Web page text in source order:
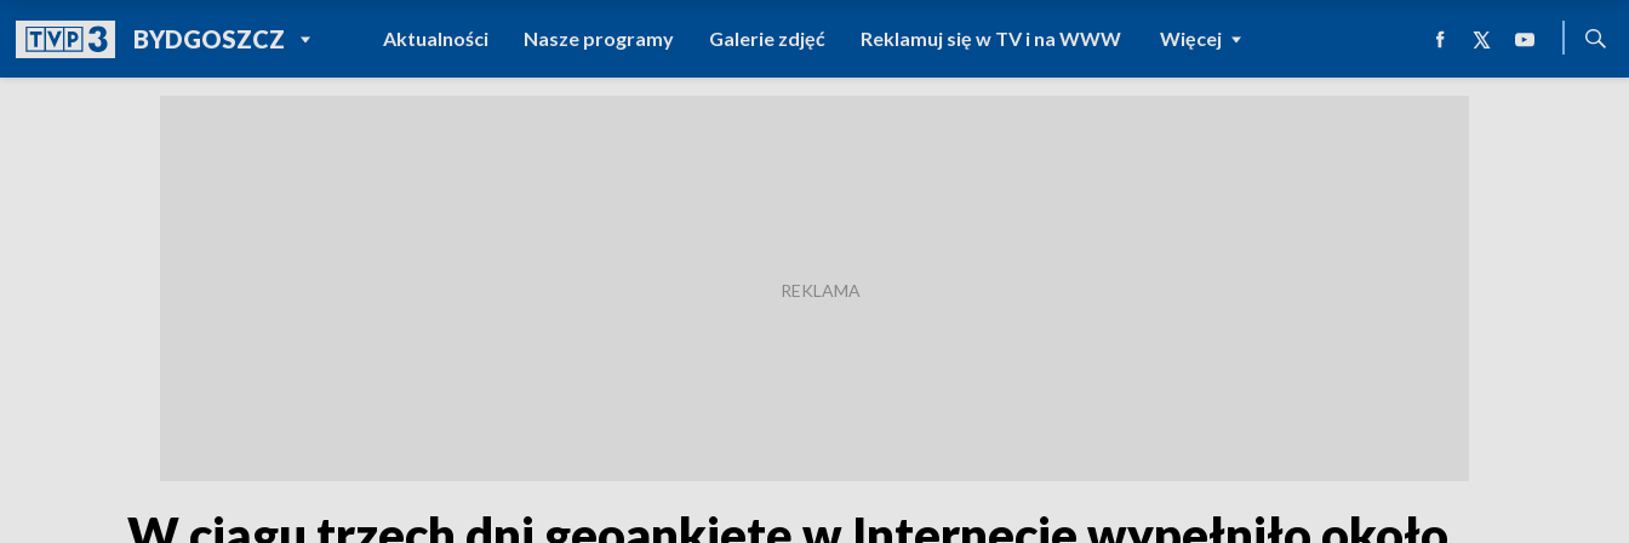
BYDGOSZCZPOWRÓT DO
TVP REGIONY
Aktualności Nasze programy Galerie zdjęć Reklamuj się w TV i na WWW Więcej